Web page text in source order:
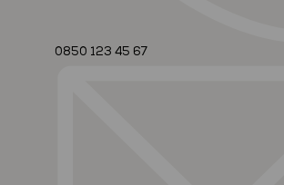
0850 123 45 67